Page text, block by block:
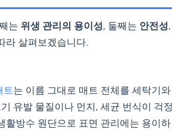
는 위생 관리의 용이성, 둘째는 안전성,
라 살펴보겠습니다.
트는 이름 그대로 매트 전체를 세탁기와
유발 물질이나 먼지, 세균 번식이 걱정
활방수 원단으로 표면 관리에는 용이하